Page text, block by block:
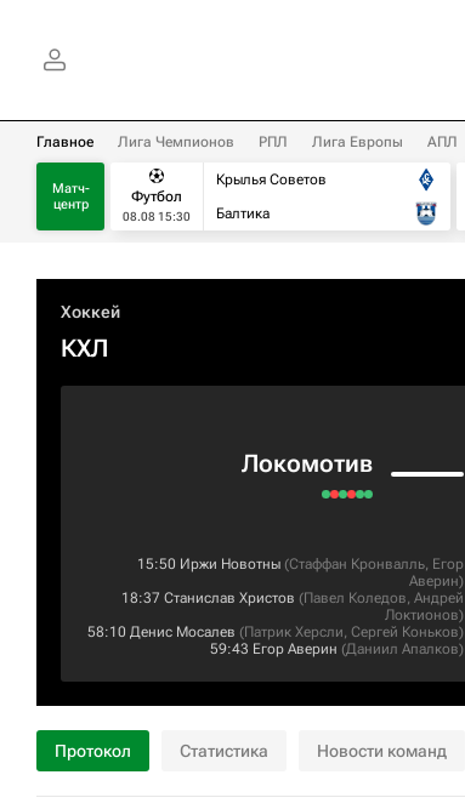
Главное Лига Чемпионов РПЛ Лига Европы АПЛ
Матч-
центр
Футбол
08.08 15:30
Крылья Советов
Балтика
Хоккей
КХЛ
Локомотив
15:50 Иржи Новотны (Стаффан Кронвалль, Егор
Аверин)
18:37 Станислав Христов (Павел Коледов, Андрей
Локтионов)
58:10 Денис Мосалев (Патрик Херсли, Сергей Коньков)
59:43 Егор Аверин (Даниил Апалков)
Протокол Статистика Новости команд